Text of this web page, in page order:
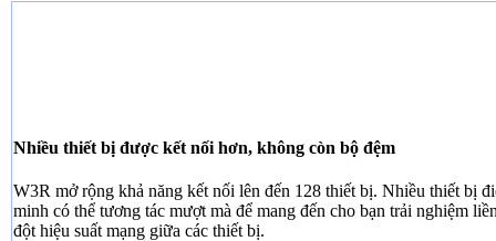
Nhiều thiết bị được kết nối hơn, không còn bộ đệm
W3R mở rộng khả năng kết nối lên đến 128 thiết bị. Nhiều thiết bị
minh có thể tương tác mượt mà để mang đến cho bạn trải nghiệm
đột hiệu suất mạng giữa các thiết bị.